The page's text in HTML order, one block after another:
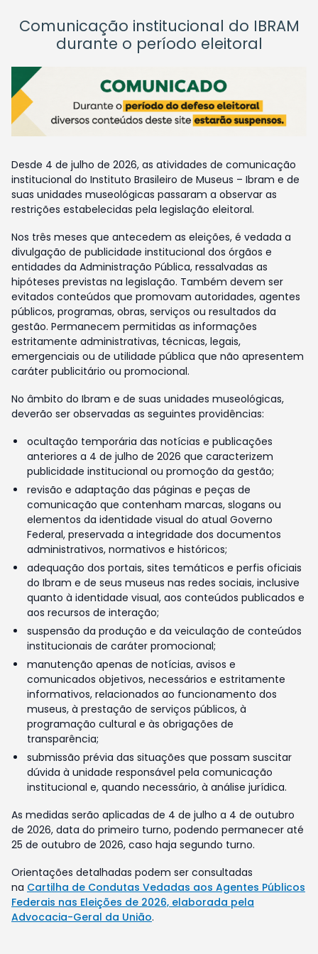
Comunicação institucional do IBRAM
durante o período eleitoral
Desde 4 de julho de 2026, as atividades de comunicação
institucional do Instituto Brasileiro de Museus – Ibram e de
suas unidades museológicas passaram a observar as
restrições estabelecidas pela legislação eleitoral.
Nos três meses que antecedem as eleições, é vedada a
divulgação de publicidade institucional dos órgãos e
entidades da Administração Pública, ressalvadas as
hipóteses previstas na legislação. Também devem ser
evitados conteúdos que promovam autoridades, agentes
públicos, programas, obras, serviços ou resultados da
gestão. Permanecem permitidas as informações
estritamente administrativas, técnicas, legais,
emergenciais ou de utilidade pública que não apresentem
caráter publicitário ou promocional.
No âmbito do Ibram e de suas unidades museológicas,
deverão ser observadas as seguintes providências:
ocultação temporária das notícias e publicações
anteriores a 4 de julho de 2026 que caracterizem
publicidade institucional ou promoção da gestão;
revisão e adaptação das páginas e peças de
comunicação que contenham marcas, slogans ou
elementos da identidade visual do atual Governo
Federal, preservada a integridade dos documentos
administrativos, normativos e históricos;
adequação dos portais, sites temáticos e perfis oficiais
do Ibram e de seus museus nas redes sociais, inclusive
quanto à identidade visual, aos conteúdos publicados e
aos recursos de interação;
suspensão da produção e da veiculação de conteúdos
institucionais de caráter promocional;
manutenção apenas de notícias, avisos e
comunicados objetivos, necessários e estritamente
informativos, relacionados ao funcionamento dos
museus, à prestação de serviços públicos, à
programação cultural e às obrigações de
transparência;
submissão prévia das situações que possam suscitar
dúvida à unidade responsável pela comunicação
institucional e, quando necessário, à análise jurídica.
As medidas serão aplicadas de 4 de julho a 4 de outubro
de 2026, data do primeiro turno, podendo permanecer até
25 de outubro de 2026, caso haja segundo turno.
Orientações detalhadas podem ser consultadas
na Cartilha de Condutas Vedadas aos Agentes Públicos
Federais nas Eleições de 2026, elaborada pela
Advocacia-Geral da União.